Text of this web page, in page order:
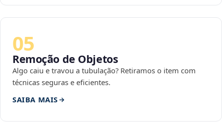
05
Remoção de Objetos
Algo caiu e travou a tubulação? Retiramos o item com
técnicas seguras e eficientes.
SAIBA MAIS